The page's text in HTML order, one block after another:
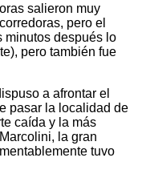
salieron muy
pero el
minutos después lo
pero también fue
a afrontar el
pasar la localidad de
caída y la más
la gran
tuvo